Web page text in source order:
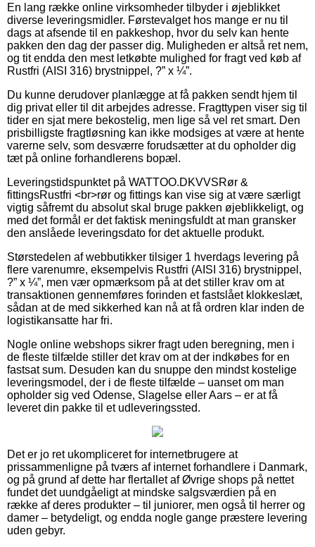
En lang række online virksomheder tilbyder i øjeblikket
diverse leveringsmidler. Førstevalget hos mange er nu til
dags at afsende til en pakkeshop, hvor du selv kan hente
pakken den dag der passer dig. Muligheden er altså ret nem,
og tit endda den mest letkøbte mulighed for fragt ved køb af
Rustfri (AISI 316) brystnippel, ?” x ¼”.
Du kunne derudover planlægge at få pakken sendt hjem til
dig privat eller til dit arbejdes adresse. Fragttypen viser sig til
tider en sjat mere bekostelig, men lige så vel ret smart. Den
prisbilligste fragtløsning kan ikke modsiges at være at hente
varerne selv, som desværre forudsætter at du opholder dig
tæt på online forhandlerens bopæl.
Leveringstidspunktet på WATTOO.DKVVSRør &
fittingsRustfri <br>rør og fittings kan vise sig at være særligt
vigtig såfremt du absolut skal bruge pakken øjeblikkeligt, og
med det formål er det faktisk meningsfuldt at man gransker
den anslåede leveringsdato for det aktuelle produkt.
Størstedelen af webbutikker tilsiger 1 hverdags levering på
flere varenumre, eksempelvis Rustfri (AISI 316) brystnippel,
?” x ¼”, men vær opmærksom på at det stiller krav om at
transaktionen gennemføres forinden et fastslået klokkeslæt,
sådan at de med sikkerhed kan nå at få ordren klar inden de
logistikansatte har fri.
Nogle online webshops sikrer fragt uden beregning, men i
de fleste tilfælde stiller det krav om at der indkøbes for en
fastsat sum. Desuden kan du snuppe den mindst kostelige
leveringsmodel, der i de fleste tilfælde – uanset om man
opholder sig ved Odense, Slagelse eller Aars – er at få
leveret din pakke til et udleveringssted.
Det er jo ret ukompliceret for internetbrugere at
prissammenligne på tværs af internet forhandlere i Danmark,
og på grund af dette har flertallet af Øvrige shops på nettet
fundet det uundgåeligt at mindske salgsværdien på en
række af deres produkter – til juniorer, men også til herrer og
damer – betydeligt, og endda nogle gange præstere levering
uden gebyr.